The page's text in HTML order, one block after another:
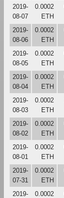
2019-
08-07
0.0002
ETH
2019-
08-06
0.0002
ETH
2019-
08-05
0.0002
ETH
2019-
08-04
0.0002
ETH
2019-
08-03
0.0002
ETH
2019-
08-02
0.0002
ETH
2019-
08-01
0.0002
ETH
2019-
07-31
0.0002
ETH
2019-
0.0002